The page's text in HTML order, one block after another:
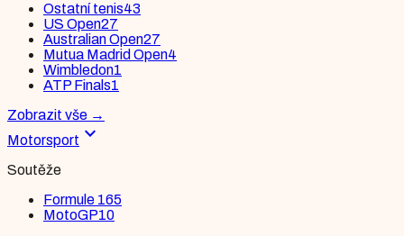
Ostatní tenis43
US Open27
Australian Open27
Mutua Madrid Open4
Wimbledon1
ATP Finals1
Zobrazit vše →
Motorsport expand_more
Soutěže
Formule 165
MotoGP10